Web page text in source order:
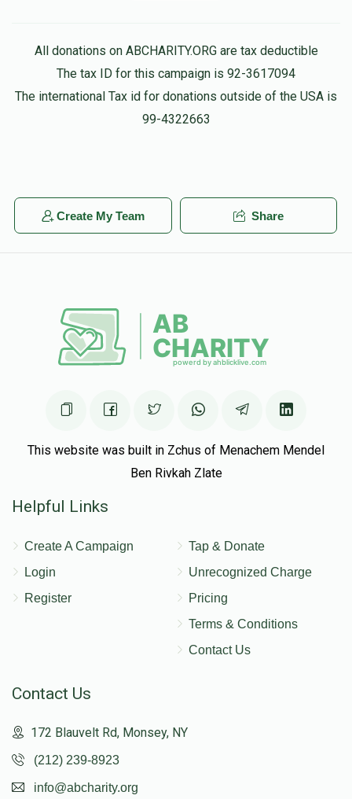
Nussin Millerיידי פינקלשטיין
1 month ago ₪1,051.00
יידי פינקלשטיין
Abraham Nutovics
1 month ago ₪105.00
All donations on ABCHARITY.ORG are tax deductible
The tax ID for this campaign is 92-3617094
The international Tax id for donations outside of the USA is
99-4322663
Create My Team Share
This website was built in Zchus of Menachem Mendel
Ben Rivkah Zlate
Helpful Links
Create A Campaign
Login
Register
Tap & Donate
Unrecognized Charge
Pricing
Terms & Conditions
Contact Us
Contact Us
172 Blauvelt Rd, Monsey, NY
(212) 239-8923
info@abcharity.org